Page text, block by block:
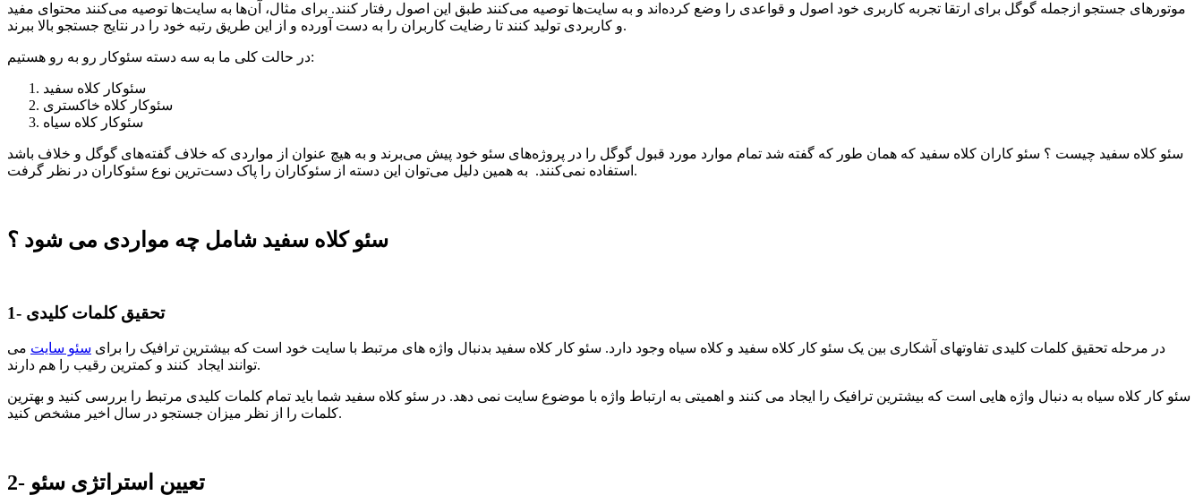
موتورهای جستجو ازجمله گوگل برای ارتقا تجربه کاربری خود اصول و قواعدی را وضع کرده‌اند و به سایت‌ها توصیه می‌کنند طبق این اصول رفتار کنند. برای مثال، آن‌ها به سایت‌ها توصیه می‌کنند محتوای مفید
و کاربردی تولید کنند تا رضایت کاربران را به دست آورده و از این طریق رتبه خود را در نتایج جستجو بالا ببرند.
در حالت کلی ما به سه دسته سئوکار رو به رو هستیم:
سئوکار کلاه سفید
سئوکار کلاه خاکستری
سئوکار کلاه سیاه
سئو کلاه سفید چیست ؟ سئو کاران کلاه سفید که همان طور که گفته شد تمام موارد مورد قبول گوگل را در پروژه‌های سئو خود پیش می‌برند و به هیچ عنوان از مواردی که خلاف گفته‌های گوگل و خلاف باشد
استفاده نمی‌کنند. به همین دلیل می‌توان این دسته از سئوکاران را پاک دست‌ترین نوع سئوکاران در نظر گرفت.
سئو کلاه سفید شامل چه مواردی می شود ؟
1- تحقیق کلمات کلیدی
در مرحله تحقیق کلمات کلیدی تفاوتهای آشکاری بین یک سئو کار کلاه سفید و کلاه سیاه وجود دارد. سئو کار کلاه سفید بدنبال واژه های مرتبط با سایت خود است که بیشترین ترافیک را برای سئو سایت می
توانند ایجاد کنند و کمترین رقیب را هم دارند.
سئو کار کلاه سیاه به دنبال واژه هایی است که بیشترین ترافیک را ایجاد می کنند و اهمیتی به ارتباط واژه با موضوع سایت نمی دهد. در سئو کلاه سفید شما باید تمام کلمات کلیدی مرتبط را بررسی کنید و بهترین
کلمات را از نظر میزان جستجو در سال اخیر مشخص کنید.
2- تعیین استراتژی سئو